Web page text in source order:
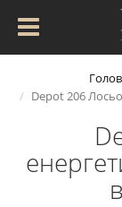
Depot 206